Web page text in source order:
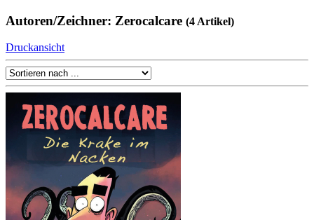
Autoren/Zeichner: Zerocalcare (4 Artikel)
Druckansicht